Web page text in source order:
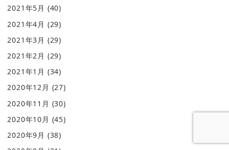
2021年5月 (40)
2021年4月 (29)
2021年3月 (29)
2021年2月 (29)
2021年1月 (34)
2020年12月 (27)
2020年11月 (30)
2020年10月 (45)
2020年9月 (38)